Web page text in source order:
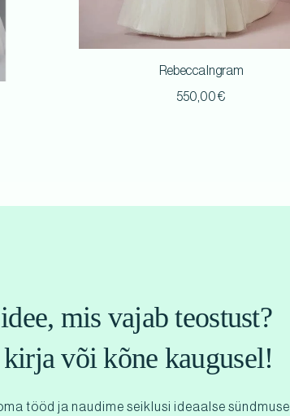
Rebecca Ingram
550,00€
mis vajab teostust?
või kõne kaugusel!
tööd ja naudime seiklusi ideaalse sündmuse